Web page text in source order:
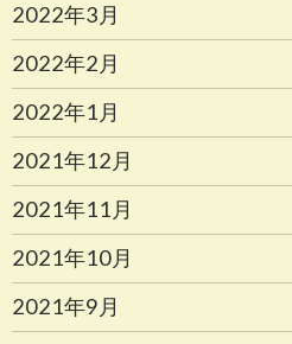
2022年3月
2022年2月
2022年1月
2021年12月
2021年11月
2021年10月
2021年9月